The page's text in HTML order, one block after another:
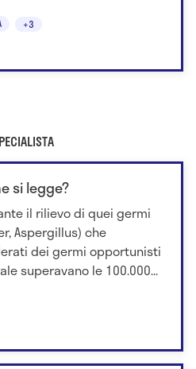
+3
si legge?
il rilievo di quei germi
Aspergillus) che
dei germi opportunisti
superavano le 100.000...